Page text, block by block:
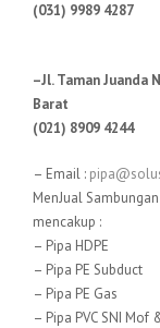
(031) 9989 4287
–Jl. Taman Juanda
Barat
(021) 8909 4244
– Email :
MenJual
mencakup :
– Pipa HDPE
– Pipa PE Subduct
– Pipa PE Gas
– Pipa PVC SNI Mof